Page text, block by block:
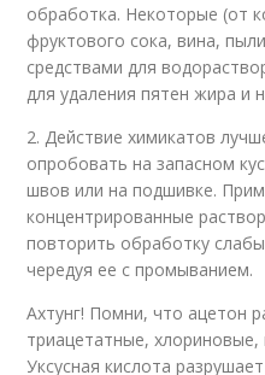
обработка. Некоторые (от
фруктового сока, вина,
средствами для
для удаления пятен жира и
2. Действие химикатов
опробовать на запасном
швов или на подшивке.
концентрированные
повторить обработку
чередуя ее с промыванием.
Ахтунг! Помни, что ацетон
триацетатные,
Уксусная кислота